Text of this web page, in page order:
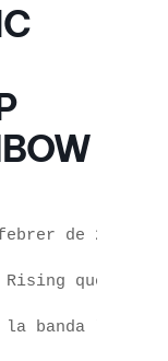
de 2025 a
Rising que
banda